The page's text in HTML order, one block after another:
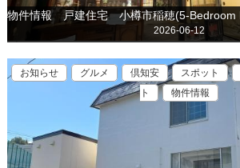
2026-06-12
お知らせ グルメ 倶知安 スポット
ト
物件情報